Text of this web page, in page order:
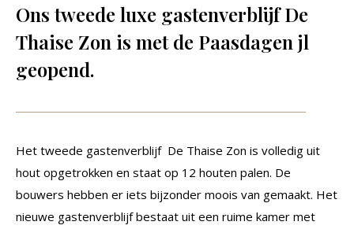
Ons tweede luxe gastenverblijf De
Thaise Zon is met de Paasdagen jl
geopend.
Het tweede gastenverblijf De Thaise Zon is volledig uit
hout opgetrokken en staat op 12 houten palen. De
bouwers hebben er iets bijzonder moois van gemaakt. Het
nieuwe gastenverblijf bestaat uit een ruime kamer met